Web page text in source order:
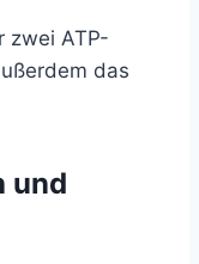
zwei ATP-
das
und